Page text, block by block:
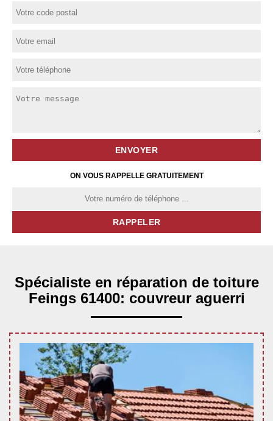
ON VOUS RAPPELLE GRATUITEMENT
Spécialiste en réparation de toiture
Feings 61400: couvreur aguerri